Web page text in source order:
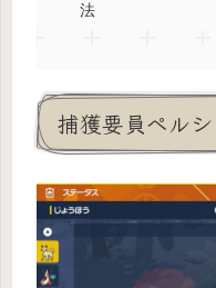
法
捕獲要員ペル